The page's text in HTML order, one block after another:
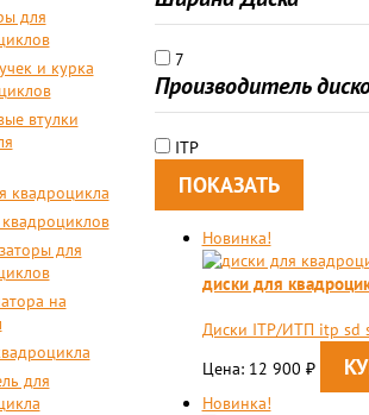
для
и курка
втулки
квадроцикла
для
на
для
7
Производитель
ITP
Новинка!
диски для
Диски ITP/ИТП itp sd
Цена: 12 900 ₽
Новинка!